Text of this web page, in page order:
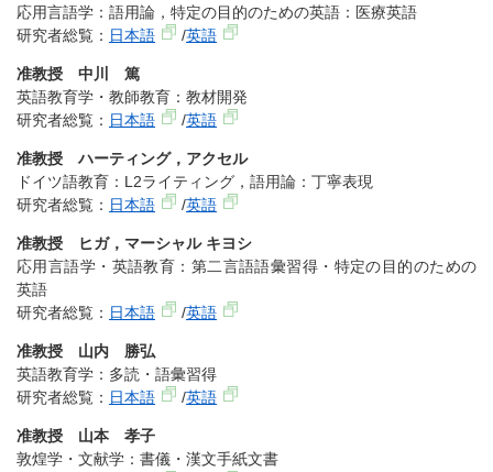
応用言語学：語用論，特定の目的のための英語：医療英語
研究者総覧： 日本語 /英語
准教授 中川 篤
英語教育学・教師教育：教材開発
研究者総覧： 日本語 /英語
准教授 ハーティング，アクセル
ドイツ語教育：L2ライティング，語用論：丁寧表現
研究者総覧： 日本語 /英語
准教授 ヒガ，マーシャル キヨシ
応用言語学・英語教育：第二言語語彙習得・特定の目的のための
英語
研究者総覧： 日本語 /英語
准教授 山内 勝弘
英語教育学：多読・語彙習得
研究者総覧： 日本語 /英語
准教授 山本 孝子
敦煌学・文献学：書儀・漢文手紙文書